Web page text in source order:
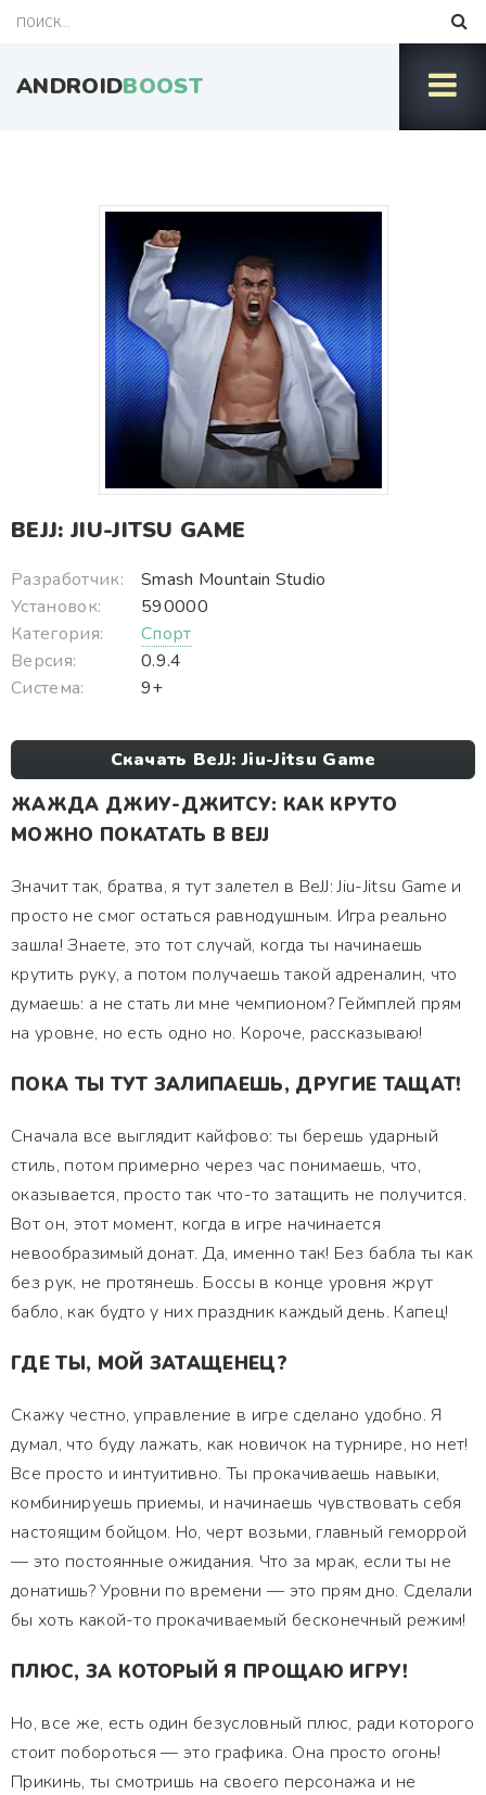
ANDROIDBOOST
BEJJ: JIU-JITSU GAME
Разработчик:
Smash Mountain Studio
Установок:
590000
Категория:
Спорт
Версия:
0.9.4
Система:
9+
Скачать BeJJ: Jiu-Jitsu Game
ЖАЖДА ДЖИУ-ДЖИТСУ: КАК КРУТО
МОЖНО ПОКАТАТЬ В BEJJ
Значит так, братва, я тут залетел в BeJJ: Jiu-Jitsu Game и
просто не смог остаться равнодушным. Игра реально
зашла! Знаете, это тот случай, когда ты начинаешь
крутить руку, а потом получаешь такой адреналин, что
думаешь: а не стать ли мне чемпионом? Геймплей прям
на уровне, но есть одно но. Короче, рассказываю!
ПОКА ТЫ ТУТ ЗАЛИПАЕШЬ, ДРУГИЕ ТАЩАТ!
Сначала все выглядит кайфово: ты берешь ударный
стиль, потом примерно через час понимаешь, что,
оказывается, просто так что-то затащить не получится.
Вот он, этот момент, когда в игре начинается
невообразимый донат. Да, именно так! Без бабла ты как
без рук, не протянешь. Боссы в конце уровня жрут
бабло, как будто у них праздник каждый день. Капец!
ГДЕ ТЫ, МОЙ ЗАТАЩЕНЕЦ?
Скажу честно, управление в игре сделано удобно. Я
думал, что буду лажать, как новичок на турнире, но нет!
Все просто и интуитивно. Ты прокачиваешь навыки,
комбинируешь приемы, и начинаешь чувствовать себя
настоящим бойцом. Но, черт возьми, главный геморрой
— это постоянные ожидания. Что за мрак, если ты не
донатишь? Уровни по времени — это прям дно. Сделали
бы хоть какой-то прокачиваемый бесконечный режим!
ПЛЮС, ЗА КОТОРЫЙ Я ПРОЩАЮ ИГРУ!
Но, все же, есть один безусловный плюс, ради которого
стоит побороться — это графика. Она просто огонь!
Прикинь, ты смотришь на своего персонажа и не